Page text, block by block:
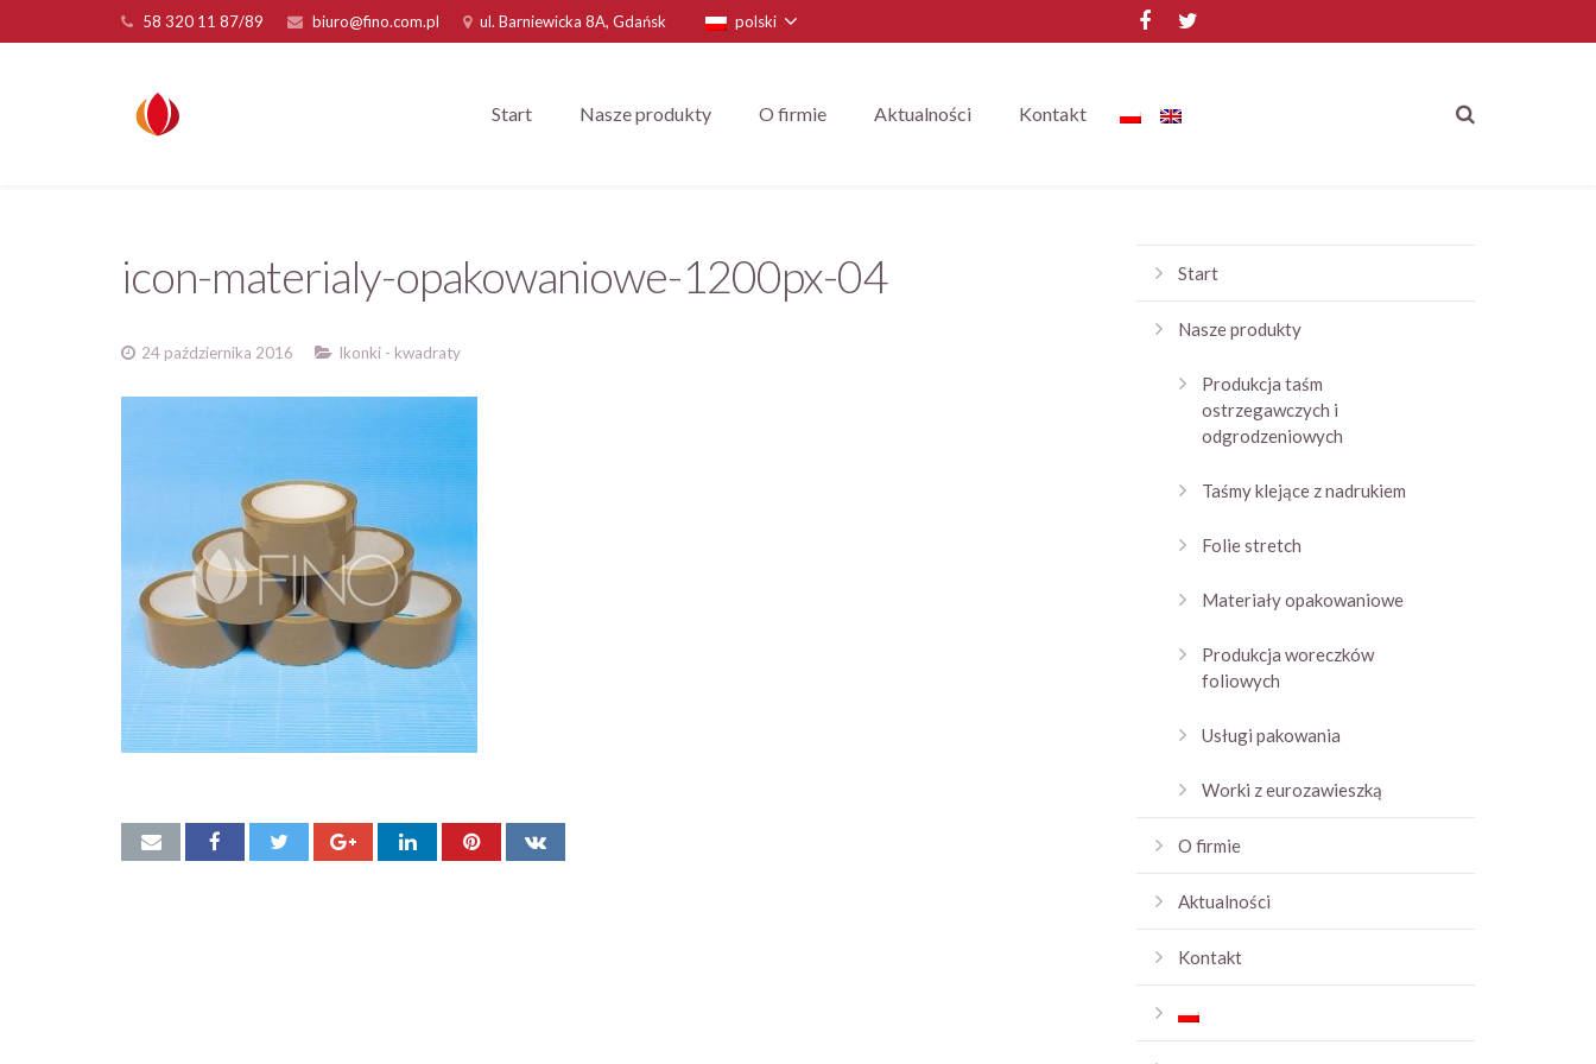
58 320 11 87/89 biuro@fino.com.pl ul. Barniewicka 8A, Gdańsk polski
Start Nasze produkty O firmie Aktualności Kontakt
icon-materialy-opakowaniowe-1200px-04
24 października 2016 Ikonki - kwadraty
Start
Nasze produkty
Produkcja taśm
ostrzegawczych i
odgrodzeniowych
Taśmy klejące z nadrukiem
Folie stretch
Materiały opakowaniowe
Produkcja woreczków
foliowych
Usługi pakowania
Worki z eurozawieszką
O firmie
Aktualności
Kontakt